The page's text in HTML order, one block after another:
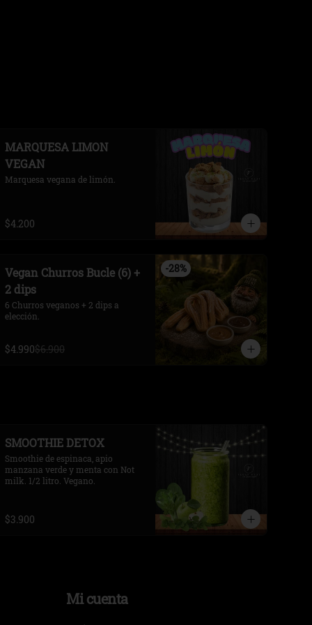
MARQUESA LIMON
VEGAN
Marquesa vegana de limón.
$4.200
-28%
Vegan Churros Bucle (6) +
2 dips
6 Churros veganos + 2 dips a
elección.
$4.990$6.900
SMOOTHIE DETOX
Smoothie de espinaca, apio
manzana verde y menta con Not
milk. 1/2 litro. Vegano.
$3.900
Mi cuenta